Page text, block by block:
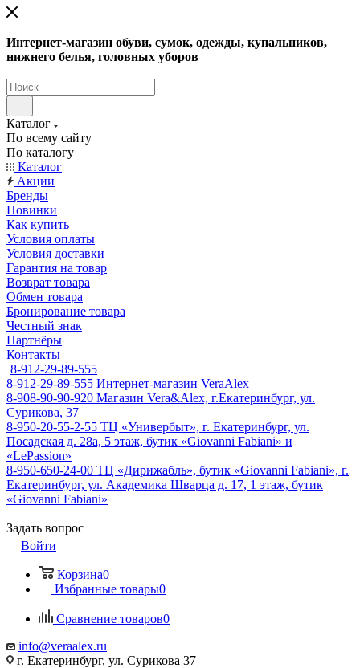
Интернет-магазин обуви, сумок, одежды, купальников,
нижнего белья, головных уборов
Каталог
По всему сайту
По каталогу
Каталог
Акции
Бренды
Новинки
Как купить
Условия оплаты
Условия доставки
Гарантия на товар
Возврат товара
Обмен товара
Бронирование товара
Честный знак
Партнёры
Контакты
8-912-29-89-555
8-912-29-89-555 Интернет-магазин VeraAlex
8-908-90-90-920 Магазин Vera&Alex, г.Екатеринбург, ул.
Сурикова, 37
8-950-20-55-2-55 ТЦ «Универбыт», г. Екатеринбург, ул.
Посадская д. 28а, 5 этаж, бутик «Giovanni Fabiani» и
«LePassion»
8-950-650-24-00 ТЦ «Дирижабль», бутик «Giovanni Fabiani», г.
Екатеринбург, ул. Академика Шварца д. 17, 1 этаж, бутик
«Giovanni Fabiani»
Задать вопрос
Войти
Корзина0
Избранные товары0
Сравнение товаров0
info@veraalex.ru
г. Екатеринбург, ул. Сурикова 37